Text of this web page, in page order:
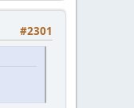
#2301